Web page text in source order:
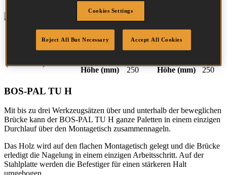
Werkzeuge
(Optional)
(Min - Max)
Höhe(mm) 250 Höhe(mm) 250
BOS-PAL TU H
Mit bis zu drei Werkzeugsätzen über und unterhalb der beweglichen
Brücke kann der BOS-PAL TU H ganze Paletten in einem einzigen
Durchlauf über den Montagetisch zusammennageln.
Das Holz wird auf den flachen Montagetisch gelegt und die Brücke
erledigt die Nagelung in einem einzigen Arbeitsschritt. Auf der
Stahlplatte werden die Befestiger für einen stärkeren Halt
Cookies Settings
Reject All But Necessary Accept All Cookies